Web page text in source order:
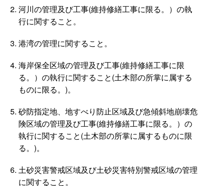
河川の管理及び工事(維持修繕工事に限る。）の執
行に関すること。
港湾の管理に関すること。
海岸保全区域の管理及び工事(維持修繕工事に限
る。）の執行に関すること(土木部の所掌に属する
ものに限る。)。
砂防指定地、地すべり防止区域及び急傾斜地崩壊危
険区域の管理及び工事(維持修繕工事に限る。）の
執行に関すること(土木部の所掌に属するものに限
る。)。
土砂災害警戒区域及び土砂災害特別警戒区域の管理
に関すること。